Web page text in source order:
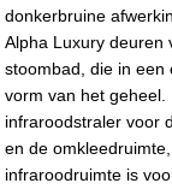
donkerbruine
Alpha Luxury deuren
stoombad, die in een
vorm van het
infraroodstraler voor
en de
infraroodruimte is